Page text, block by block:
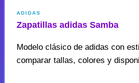
ADIDAS
Zapatillas adidas Samba
Modelo clásico de adidas con
comparar tallas, colores y